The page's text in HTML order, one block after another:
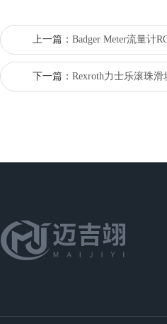
上一篇： Badger Meter流量计
下一篇： Rexroth力士乐滚珠滑